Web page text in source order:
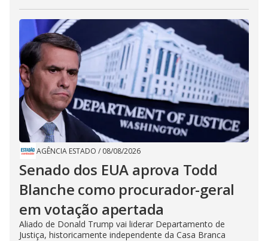
AGÊNCIA ESTADO / 08/08/2026
Senado dos EUA aprova Todd
Blanche como procurador-geral
em votação apertada
Aliado de Donald Trump vai liderar Departamento de
Justiça, historicamente independente da Casa Branca